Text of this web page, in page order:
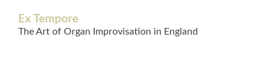
Ex Tempore
The Art of Organ Improvisation in England